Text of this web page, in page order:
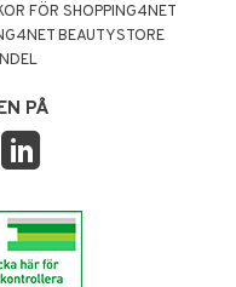
FÖR SHOPPING4NET
BEAUTYSTORE
PÅ